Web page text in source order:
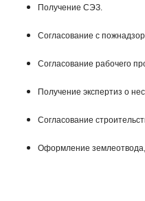
Получение СЭЗ.
Согласование с
Согласование рабочего
Получение экспертиз о
Согласование
Оформление